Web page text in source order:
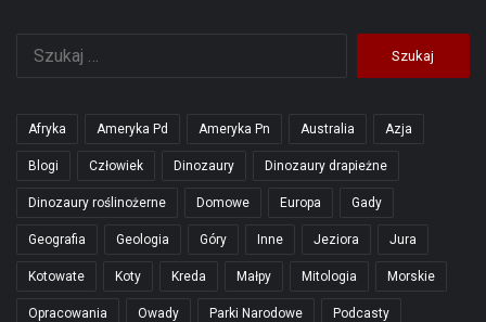
Afryka Ameryka Pd Ameryka Pn Australia Azja
Blogi Człowiek Dinozaury Dinozaury drapieżne
Dinozaury roślinożerne Domowe Europa Gady
Geografia Geologia Góry Inne Jeziora Jura
Kotowate Koty Kreda Małpy Mitologia Morskie
Opracowania Owady Parki Narodowe Podcasty